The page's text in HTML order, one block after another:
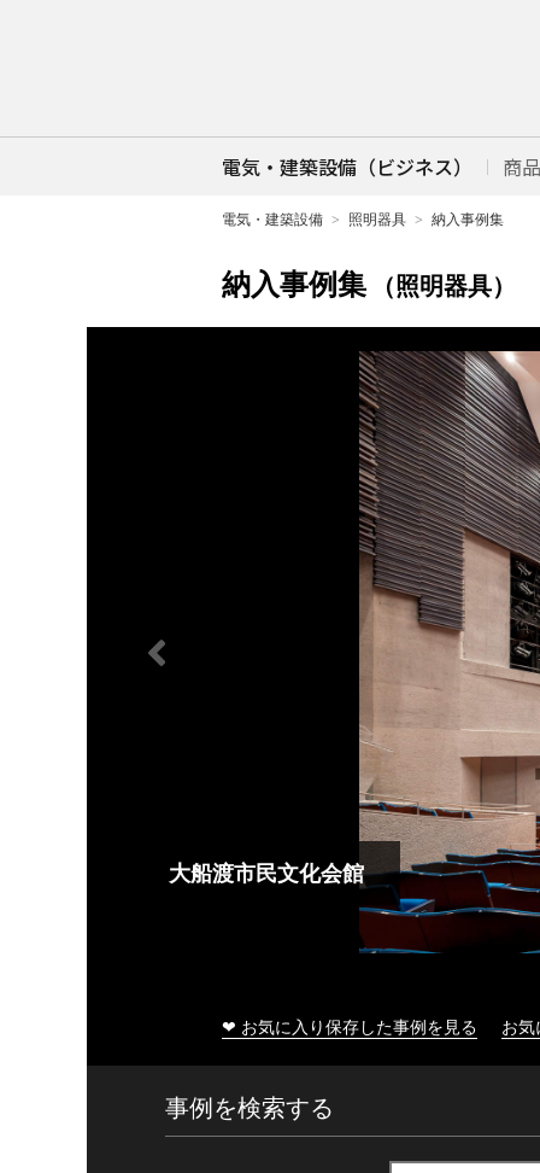
電気・建築設備（ビジネス） 商
電気・建築設備 照明器具 納入事例集
納入事例集 （照明器具）
大船渡市民文化会館
❤ お気に入り保存した事例を見る お
事例を検索する